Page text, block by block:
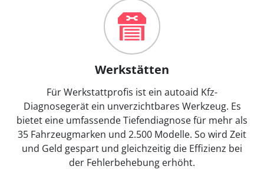
Werkstätten
Für Werkstattprofis ist ein autoaid Kfz-
Diagnosegerät ein unverzichtbares Werkzeug. Es
bietet eine umfassende Tiefendiagnose für mehr als
35 Fahrzeugmarken und 2.500 Modelle. So wird Zeit
und Geld gespart und gleichzeitig die Effizienz bei
der Fehlerbehebung erhöht.